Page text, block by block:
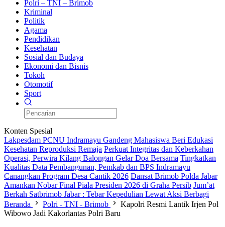
Polri – TNI – Brimob
Kriminal
Politik
Agama
Pendidikan
Kesehatan
Sosial dan Budaya
Ekonomi dan Bisnis
Tokoh
Otomotif
Sport
Konten Spesial
Lakpesdam PCNU Indramayu Gandeng Mahasiswa Beri Edukasi
Kesehatan Reproduksi Remaja Perkuat Integritas dan Keberkahan
Operasi, Perwira Kilang Balongan Gelar Doa Bersama Tingkatkan
Kualitas Data Pembangunan, Pemkab dan BPS Indramayu
Canangkan Program Desa Cantik 2026 Dansat Brimob Polda Jabar
Amankan Nobar Final Piala Presiden 2026 di Graha Persib Jum’at
Berkah Satbrimob Jabar : Tebar Kepedulian Lewat Aksi Berbagi
Beranda
Polri - TNI - Brimob
Kapolri Resmi Lantik Irjen Pol
Wibowo Jadi Kakorlantas Polri Baru